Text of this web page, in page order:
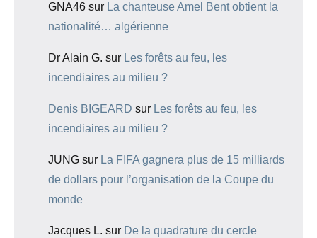
GNA46 sur La chanteuse Amel Bent obtient la
nationalité… algérienne
Dr Alain G. sur Les forêts au feu, les
incendiaires au milieu ?
Denis BIGEARD sur Les forêts au feu, les
incendiaires au milieu ?
JUNG sur La FIFA gagnera plus de 15 milliards
de dollars pour l’organisation de la Coupe du
monde
Jacques L. sur De la quadrature du cercle